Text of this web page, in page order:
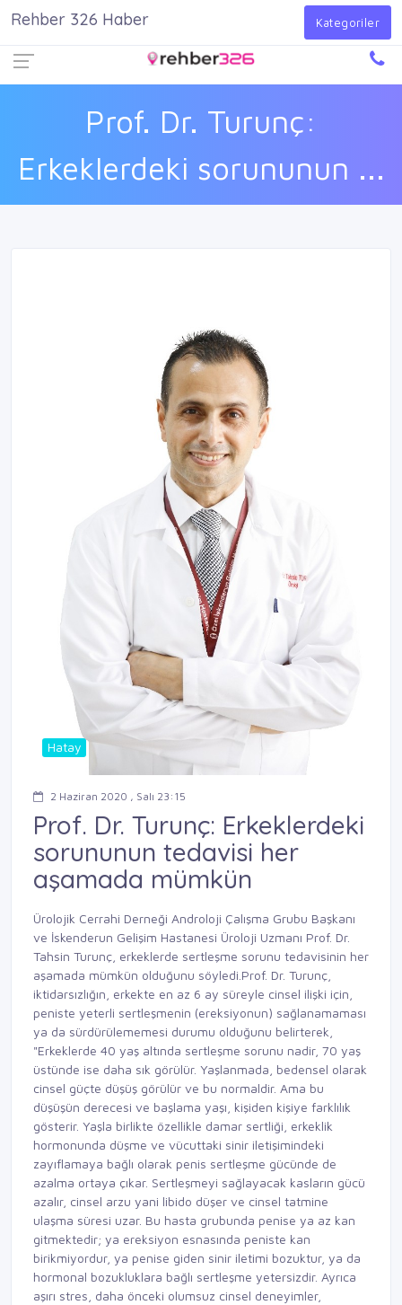
Giriş Yap
Prof. Dr. Turunç:
Erkeklerdeki sorununun ...
Rehber 326 Haber Kategoriler
Hatay
2 Haziran 2020 , Salı 23:15
Prof. Dr. Turunç: Erkeklerdeki
sorununun tedavisi her
aşamada mümkün
Ürolojik Cerrahi Derneği Androloji Çalışma Grubu Başkanı
ve İskenderun Gelişim Hastanesi Üroloji Uzmanı Prof. Dr.
Tahsin Turunç, erkeklerde sertleşme sorunu tedavisinin her
aşamada mümkün olduğunu söyledi.Prof. Dr. Turunç,
iktidarsızlığın, erkekte en az 6 ay süreyle cinsel ilişki için,
peniste yeterli sertleşmenin (ereksiyonun) sağlanamaması
ya da sürdürülememesi durumu olduğunu belirterek,
"Erkeklerde 40 yaş altında sertleşme sorunu nadir, 70 yaş
üstünde ise daha sık görülür. Yaşlanmada, bedensel olarak
cinsel güçte düşüş görülür ve bu normaldir. Ama bu
düşüşün derecesi ve başlama yaşı, kişiden kişiye farklılık
gösterir. Yaşla birlikte özellikle damar sertliği, erkeklik
hormonunda düşme ve vücuttaki sinir iletişimindeki
zayıflamaya bağlı olarak penis sertleşme gücünde de
azalma ortaya çıkar. Sertleşmeyi sağlayacak kasların gücü
azalır, cinsel arzu yani libido düşer ve cinsel tatmine
ulaşma süresi uzar. Bu hasta grubunda penise ya az kan
gitmektedir; ya ereksiyon esnasında peniste kan
birikmiyordur, ya penise giden sinir iletimi bozuktur, ya da
hormonal bozukluklara bağlı sertleşme yetersizdir. Ayrıca
aşırı stres, daha önceki olumsuz cinsel deneyimler,